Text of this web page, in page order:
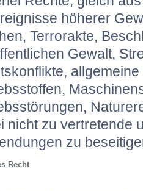
höherer
Terrorakte,
Gewalt,
nicht zu vertretende
zu
Recht